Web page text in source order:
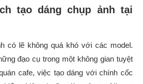
tạo dáng chụp ảnh tại
có lẽ không quá khó với các model.
đạo cụ trong một không gian tuyệt
cafe, việc tạo dáng với chính cốc